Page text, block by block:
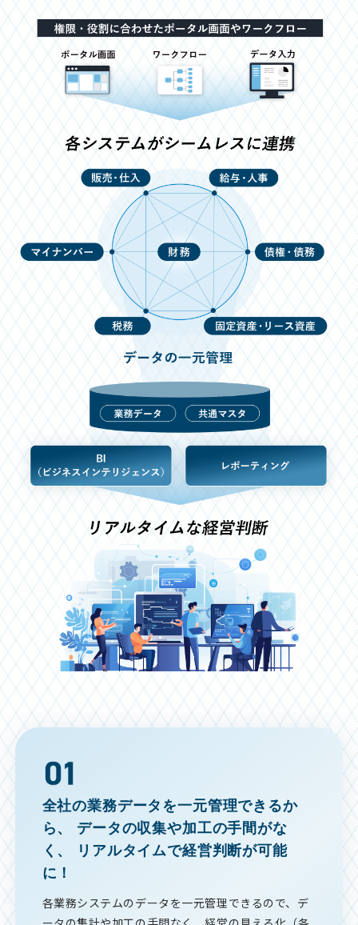
全社の業務データを一元管理できるか
ら、
データの収集や加工の手間がな
く、
リアルタイムで経営判断が可能
に！
各業務システムのデータを一元管理できるので、デ